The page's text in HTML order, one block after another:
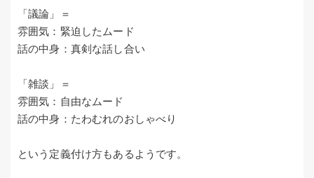
「議論」＝
雰囲気：緊迫したムード
話の中身：真剣な話し合い
「雑談」＝
雰囲気：自由なムード
話の中身：たわむれのおしゃべり
という定義付け方もあるようです。